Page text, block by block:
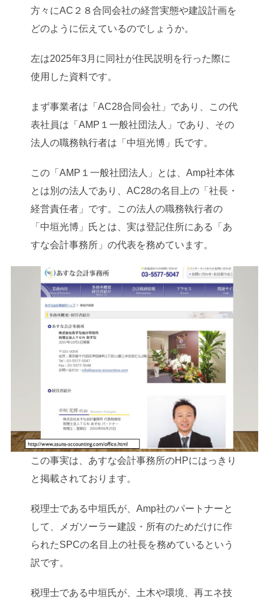
方々にAC２８合同会社の経営実態や建設計画を
どのように伝えているのでしょうか。
左は2025年3月に同社が住民説明を行った際に
使用した資料です。
まず事業者は「AC28合同会社」であり、この代
表社員は「AMP１一般社団法人」であり、その
法人の職務執行者は「中垣光博」氏です。
この「AMP１一般社団法人」とは、Amp社本体
とは別の法人であり、AC28の名目上の「社長・
経営責任者」です。この法人の職務執行者の
「中垣光博」氏とは、実は登記住所にある「あ
すな会計事務所」の代表を務めています。
この事実は、あすな会計事務所のHPにはっきり
と掲載されております。
税理士である中垣氏が、Amp社のパートナーと
して、メガソーラー建設・所有のためだけに作
られたSPCの名目上の社長を務めているという
訳です。
税理士である中垣氏が、土木や環境、再エネ技